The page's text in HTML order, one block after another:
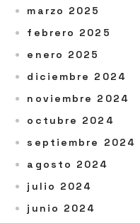
marzo 2025
febrero 2025
enero 2025
diciembre 2024
noviembre 2024
octubre 2024
septiembre 2024
agosto 2024
julio 2024
junio 2024